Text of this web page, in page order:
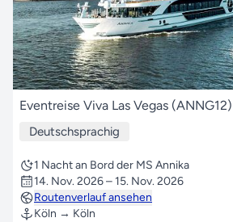
Eventreise Viva Las Vegas (ANNG12)
Deutschsprachig
1 Nacht an Bord der MS Annika
14. Nov. 2026 – 15. Nov. 2026
Routenverlauf ansehen
Köln → Köln